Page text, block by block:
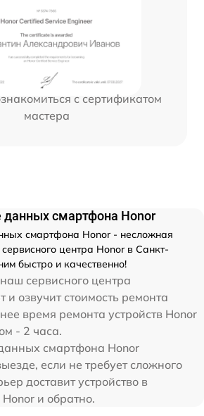
с сертификатом
мастера
данных смартфона Honor
смартфона Honor - несложная
центра Honor в Санкт-
быстро и качественно!
сервисного центра
и озвучит стоимость ремонта
время ремонта устройств Honor
- 2 часа.
смартфона Honor
если не требует сложного
доставит устройство в
и обратно.